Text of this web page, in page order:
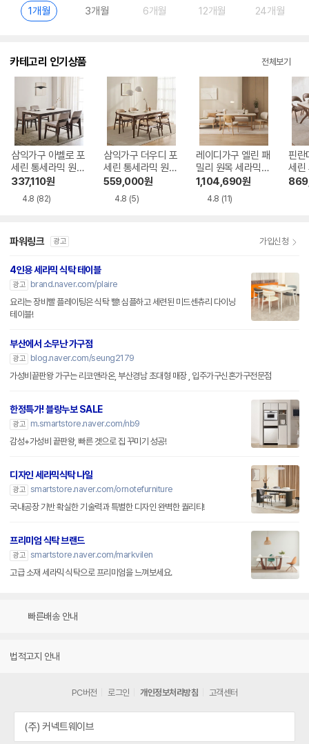
1개월 3개월 6개월 12개월 24개월
카테고리 인기상품 전체보기
삼익가구 아벨로 포
세린 통세라믹 원목
식탁 1400
337,110원
4.8 (82)
삼익가구 더우디 포
세린 통세라믹 원목
식탁 1600
559,000원
4.8 (5)
레이디가구 엘린 패
밀리 원목 세라믹
식탁 1800
1,104,690원
4.8 (11)
핀란
세린
목
파워링크 광고 가입신청
4인용 세라믹 식탁 테이블
광고
brand.naver.com/plaire
요리는 장비빨 플레이팅은 식탁 빨! 심플하고 세련된 미드센츄리 다이닝
테이블!
부산에서 소무난 가구점
광고
blog.naver.com/seung2179
가성비끝판왕 가구는 리코앤라온, 부산경남 초대형 매장 , 입주가구신혼가구전문점
한정특가! 블랑누보 SALE
광고
m.smartstore.naver.com/nb9
감성+가성비 끝판왕, 빠른 겟으로 집 꾸미기 성공!
디자인 세라믹식탁 나일
광고 smartstore.naver.com/ornotefurniture
국내공장 기반 확실한 기술력과 특별한 디자인 완벽한 퀄리티!
프리미엄 식탁 브랜드
광고 smartstore.naver.com/markvilen
고급 소재 세라믹 식탁으로 프리미엄을 느껴보세요.
빠른배송 안내
법적고지 안내
PC버전 로그인 개인정보처리방침 고객센터
(주) 커넥트웨이브